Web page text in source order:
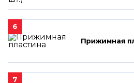
6
Прижимная
7